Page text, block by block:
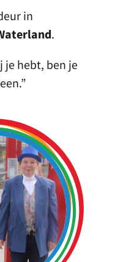
in
.
je hebt, ben je